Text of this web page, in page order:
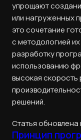
упрощают
или нагруженных
это сочетание
с методологией
разработку
использованию
высокая скорость
решений.
Статья обновлена
Принцип